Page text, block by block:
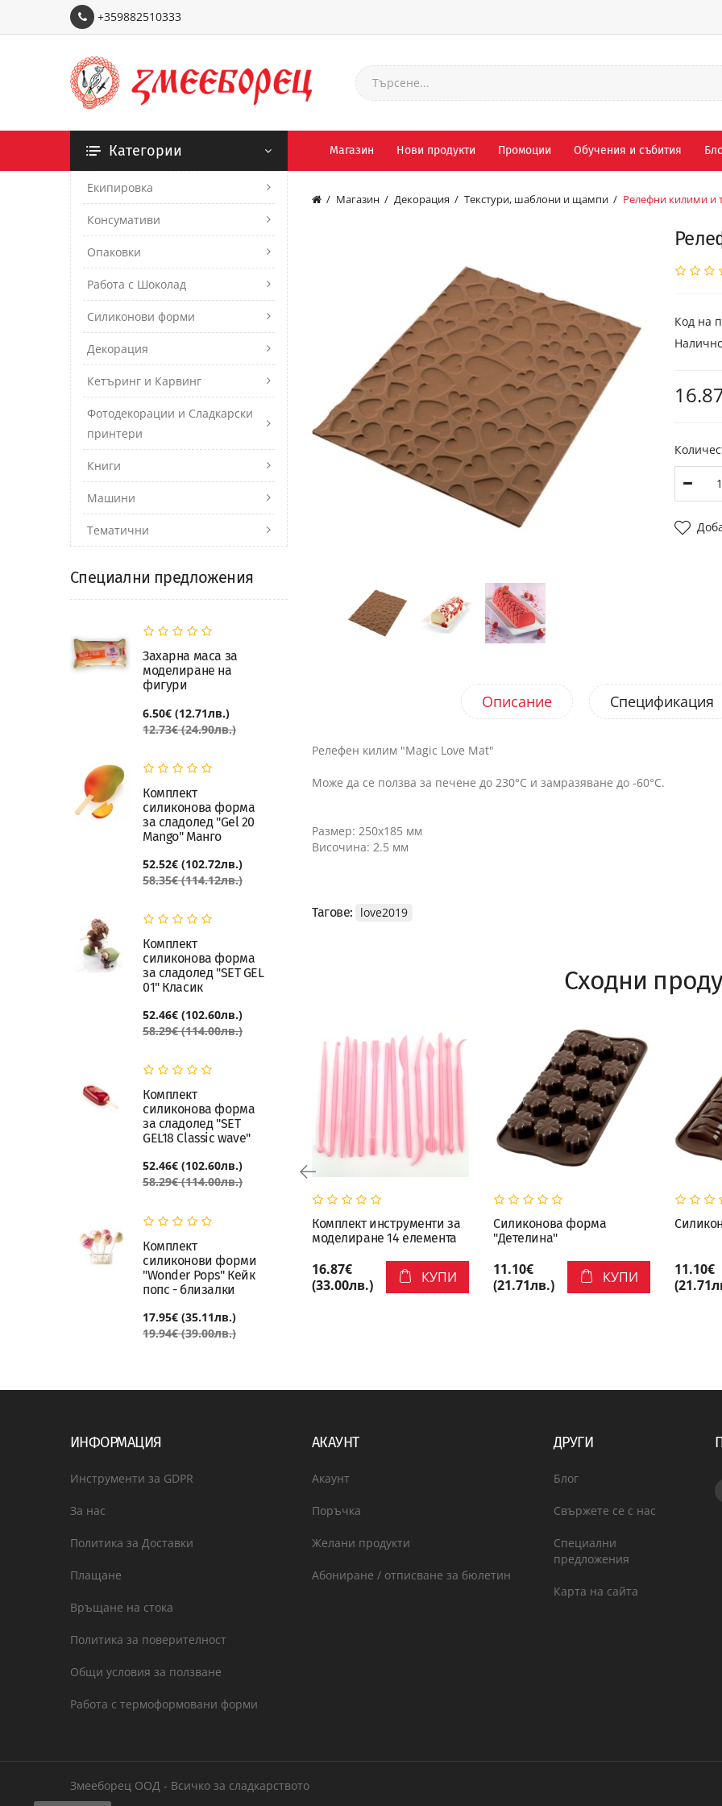
+359882510333
Категории Магазин Нови продукти Промоции Обучения и събития
Екипировка
Консумативи
Опаковки
Работа с Шоколад
Силиконови форми
Декорация
Кетъринг и Карвинг
Фотодекорации и Сладкарски
принтери
Книги
Машини
Тематични
Специални предложения
Захарна маса за
моделиране на
фигури
6.50€ (12.71лв.)
12.73€ (24.90лв.)
Комплект
силиконова форма
за сладолед "Gel 20
Mango" Манго
52.52€ (102.72лв.)
58.35€ (114.12лв.)
Комплект
силиконова форма
за сладолед "SET GEL
01" Класик
52.46€ (102.60лв.)
58.29€ (114.00лв.)
Комплект
силиконова форма
за сладолед "SET
GEL18 Classic wave"
52.46€ (102.60лв.)
58.29€ (114.00лв.)
Комплект
силиконови форми
"Wonder Pops" Кейк
попс - близалки
17.95€ (35.11лв.)
19.94€ (39.00лв.)
Магазин Декорация Текстури, шаблони и щампи Релефни килими и
Код на
Описание Спецификация
Релефен килим "Magic Love Mat"
Може да се ползва за печене до 230°C и замразяване до -60°C.
Размер: 250х185 мм
Височина: 2.5 мм
Тагове: love2019
Сходни
Кутер преса за цветя
10.12€
(19.80лв.)
КУПИ
Комплект инструменти за
моделиране 14 елемента
16.87€
(33.00лв.)
КУПИ
Силиконова форма
"Детелина"
11.10€
(21.71лв.)
КУПИ
11.10€
ИНФОРМАЦИЯ
Инструменти за GDPR
За нас
Политика за Доставки
Плащане
Връщане на стока
Политика за поверителност
Общи условия за ползване
Работа с термоформовани форми
АКАУНТ
Акаунт
Поръчка
Желани продукти
Абониране / отписване за бюлетин
ДРУГИ
Блог
Свържете се с нас
Специални
предложения
Карта на сайта
Змееборец ООД - Всичко за сладкарството